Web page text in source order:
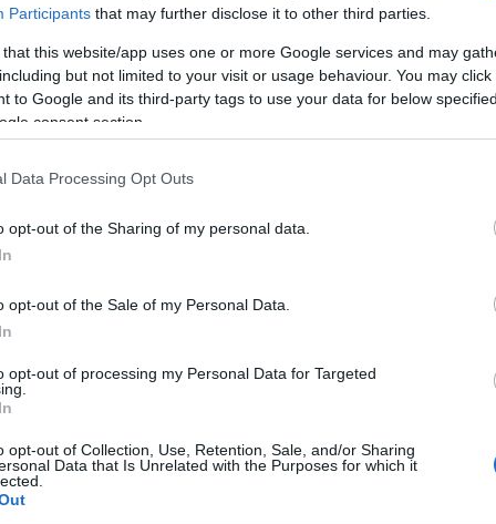
Participants that may further disclose it to other third parties.
that this website/app uses one or more Google services and may
but not limited to your visit or usage behaviour. You may
to Google and its third-party tags to use your data for below
consent section.
Data Processing Opt Outs
opt-out of the Sharing of my personal data.
opt-out of the Sale of my Personal Data.
opt-out of processing my Personal Data for Targeted
opt-out of Collection, Use, Retention, Sale, and/or Sharing
Data that Is Unrelated with the Purposes for which it
hogy nem a rekordok hajszolása volt az első,
megjegyezte, hogy nyugodt év volt a tavalyi,
a fogyasztásból 35,7 százalékkal vette ki a
volt tavaly.
a legolcsóbban termelő erőmű volt
ár miatt meghatározó szereplő volt a piacon.
100 százalékos kihasználással működött. A
között három paksi blokk szerepel - jelezte
gondolkodás hozza, amelynek egyik példája a
azt, hogy a négy blokk közül utolsóként a 4.
engedélyt.
mérhetően javul a biztonsági kultúra. A